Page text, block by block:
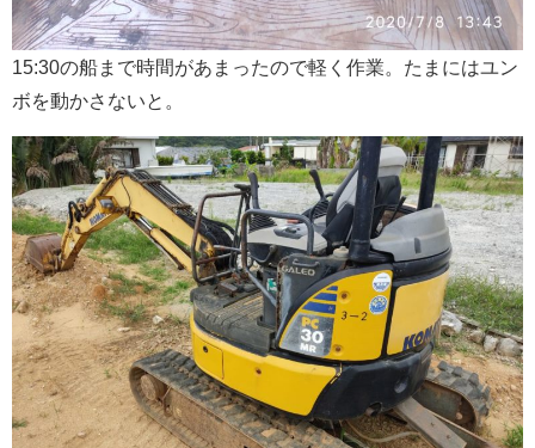
15:30の船まで時間があまったので軽く作業。たまにはユン
ボを動かさないと。